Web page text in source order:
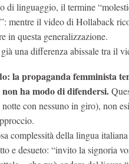
di linguaggio, il termine
mentre il video di Hollaback
in questa generalizzazione.
una differenza abissale tra il
la propaganda femminista
ha modo di difendersi.
con nessuno in giro), non
complessità della lingua
e desueto: “invito la signoria